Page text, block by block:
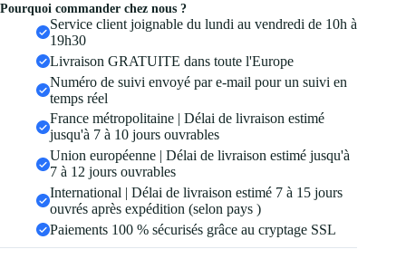
Pourquoi commander chez nous ?
Service client joignable du lundi au vendredi de 10h à
19h30
Livraison GRATUITE dans toute l'Europe
Numéro de suivi envoyé par e-mail pour un suivi en
temps réel
France métropolitaine | Délai de livraison estimé
jusqu'à 7 à 10 jours ouvrables
Union européenne | Délai de livraison estimé jusqu'à
7 à 12 jours ouvrables
International | Délai de livraison estimé 7 à 15 jours
ouvrés après expédition (selon pays )
Paiements 100 % sécurisés grâce au cryptage SSL